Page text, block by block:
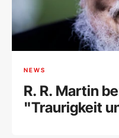
NEWS
R. R. Martin
"Traurigkeit